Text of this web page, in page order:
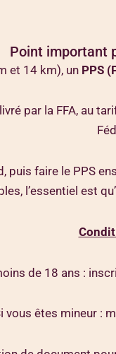
Point important
et 14 km), un PPS
par la FFA, au
puis faire le PPS
l’essentiel est
de 18 ans :
vous êtes mineur :